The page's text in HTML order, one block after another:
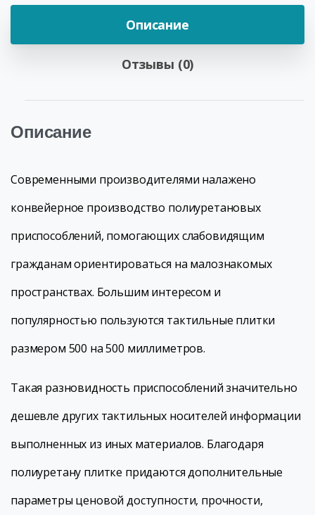
Описание
Отзывы (0)
Описание
Современными производителями налажено
конвейерное производство полиуретановых
приспособлений, помогающих слабовидящим
гражданам ориентироваться на малознакомых
пространствах. Большим интересом и
популярностью пользуются тактильные плитки
размером 500 на 500 миллиметров.
Такая разновидность приспособлений значительно
дешевле других тактильных носителей информации
выполненных из иных материалов. Благодаря
полиуретану плитке придаются дополнительные
параметры ценовой доступности, прочности,